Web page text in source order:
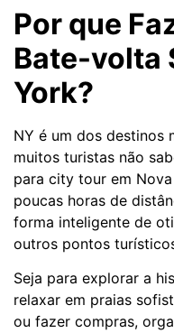
Por que
Bate-volta
York?
NY é um dos destinos
muitos turistas não
para city tour em
poucas horas de
forma inteligente de
outros pontos
Seja para explorar a
relaxar em praias
ou fazer compras,